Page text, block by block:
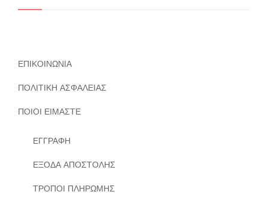
ΕΠΙΚΟΙΝΩΝΙΑ
ΠΟΛΙΤΙΚΗ ΑΣΦΑΛΕΙΑΣ
ΠΟΙΟΙ ΕΙΜΑΣΤΕ
ΕΓΓΡΑΦΗ
ΕΞΟΔΑ ΑΠΟΣΤΟΛΗΣ
ΤΡΟΠΟΙ ΠΛΗΡΩΜΗΣ